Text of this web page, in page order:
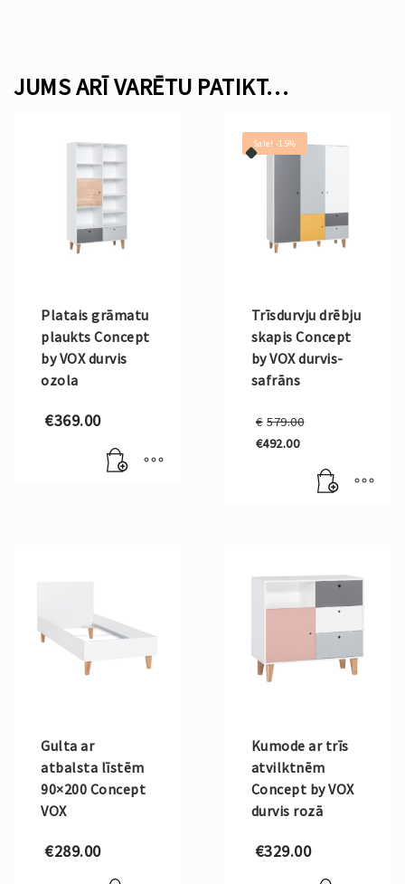
JUMS ARĪ VARĒTU PATIKT…
Platais grāmatu
plaukts Concept
by VOX durvis
ozola
€369.00
Sale! -15%
Trīsdurvju drēbju
skapis Concept
by VOX durvis-
safrāns
€ 579.00
€579.00.
€492.00
Gulta ar
atbalsta līstēm
90×200 Concept
VOX
€289.00
Kumode ar trīs
atvilktnēm
Concept by VOX
durvis rozā
€329.00